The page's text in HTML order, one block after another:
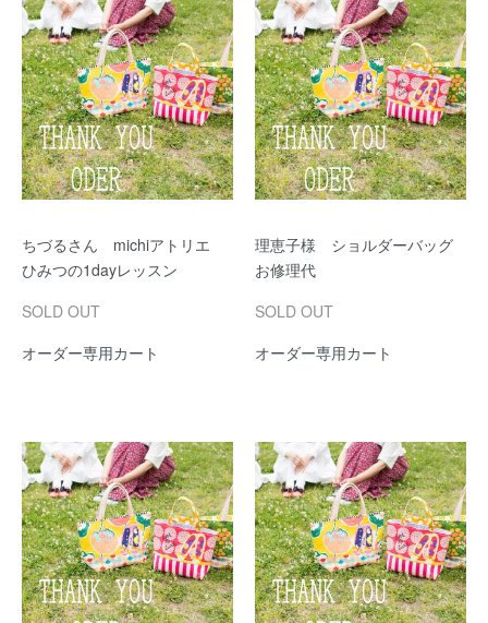
ちづるさん michiアトリエ
ひみつの1dayレッスン
SOLD OUT
オーダー専用カート
理恵子様 ショルダーバッグ
お修理代
SOLD OUT
オーダー専用カート